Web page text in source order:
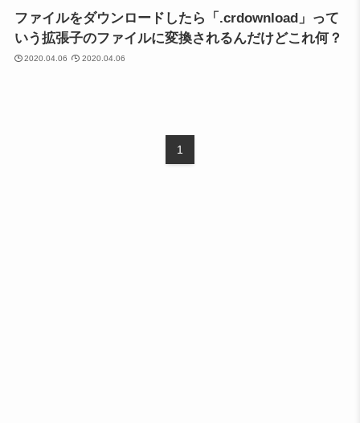
ファイルをダウンロードしたら「.crdownload」って
いう拡張子のファイルに変換されるんだけどこれ何？
2020.04.06 2020.04.06
1